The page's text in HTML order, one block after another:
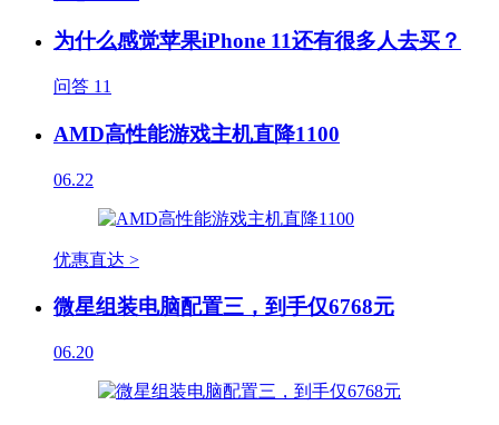
为什么感觉苹果iPhone 11还有很多人去买？
问答 11
AMD高性能游戏主机直降1100
06.22
优惠直达 >
微星组装电脑配置三，到手仅6768元
06.20